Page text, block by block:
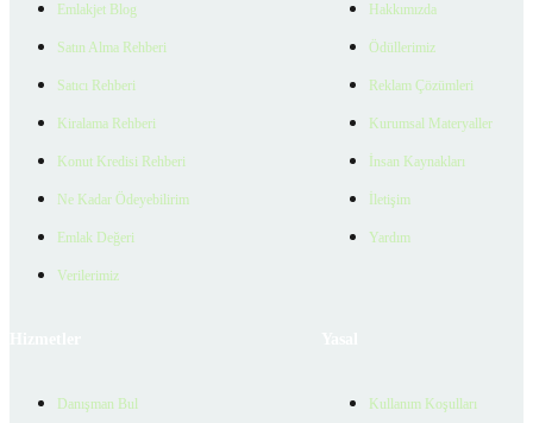
Emlakjet Blog
Satın Alma Rehberi
Satıcı Rehberi
Kiralama Rehberi
Konut Kredisi Rehberi
Ne Kadar Ödeyebilirim
Emlak Değeri
Verilerimiz
Hakkımızda
Ödüllerimiz
Reklam Çözümleri
Kurumsal Materyaller
İnsan Kaynakları
İletişim
Yardım
Danışman Bul Kullanım Koşulları